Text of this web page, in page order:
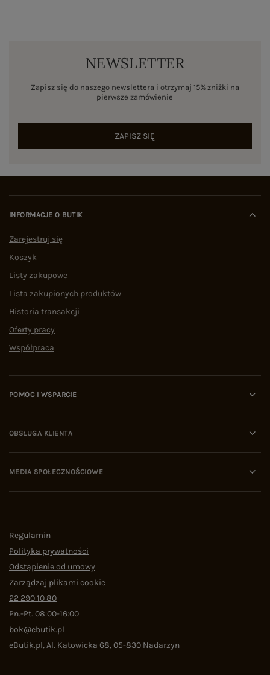
NEWSLETTER
Zapisz się do naszego newslettera i otrzymaj 15% zniżki na
pierwsze zamówienie
ZAPISZ SIĘ
INFORMACJE O BUTIK
Zarejestruj się
Koszyk
Listy zakupowe
Lista zakupionych produktów
Historia transakcji
Oferty pracy
Współpraca
POMOC I WSPARCIE
OBSŁUGA KLIENTA
MEDIA SPOŁECZNOŚCIOWE
Regulamin
Polityka prywatności
Odstąpienie od umowy
Zarządzaj plikami cookie
22 290 10 80
Pn.-Pt. 08:00-16:00
bok@ebutik.pl
eButik.pl,Al. Katowicka 68,05-830 Nadarzyn